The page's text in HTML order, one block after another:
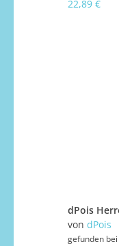
22,89 €
von dPois
gefunden bei